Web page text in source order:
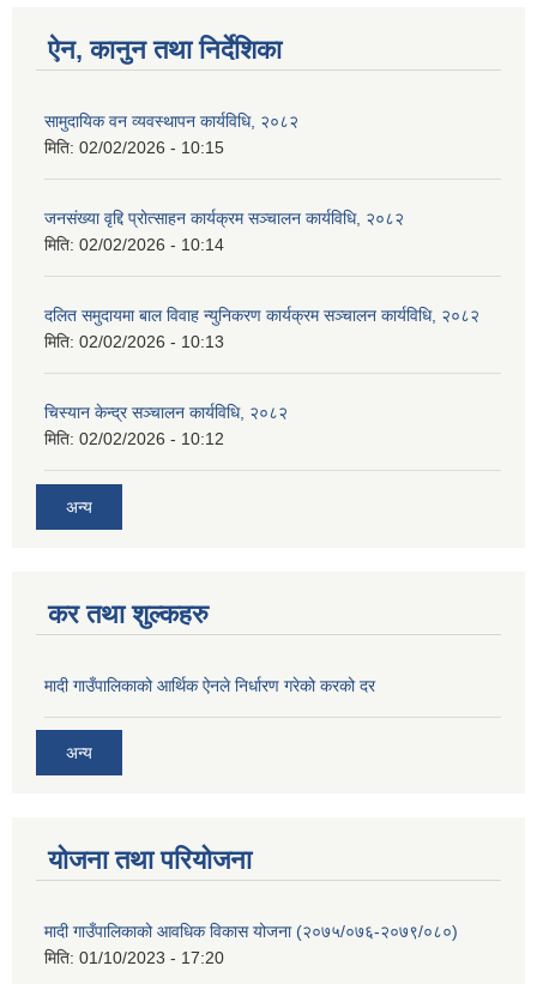
ऐन, कानुन तथा निर्देशिका
सामुदायिक वन व्यवस्थापन कार्यविधि, २०८२
मिति: 02/02/2026 - 10:15
जनसंख्या वृद्दि प्रोत्साहन कार्यक्रम सञ्‍चालन कार्यविधि, २०८२
मिति: 02/02/2026 - 10:14
दलित समुदायमा बाल विवाह न्युनिकरण कार्यक्रम सञ्‍चालन कार्यविधि, २०८२
मिति: 02/02/2026 - 10:13
चिस्यान केन्द्र सञ्‍चालन कार्यविधि, २०८२
मिति: 02/02/2026 - 10:12
अन्य
कर तथा शुल्कहरु
मादी गाउँपालिकाको आर्थिक ऐनले निर्धारण गरेको करको दर
अन्य
योजना तथा परियोजना
मादी गाउँपालिकाको आवधिक विकास योजना (२०७५/०७६-२०७९/०८०)
मिति: 01/10/2023 - 17:20